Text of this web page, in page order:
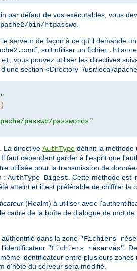
par défaut de vos exécutables, vous
bin/htpasswd
serveur de façon à ce qu'il demande
, soit utiliser un fichier
, vous pouvez utiliser les directives
section <Directory "/usr/local/
passwd/passwords"
La directive AuthType définit la méthode
. Il faut cependant garder à l'esprit que
utilisée pour la transmission de
: AuthType Digest . Cette méthode est
atteint et il est préférable de chiffrer la
(Realm) à utiliser avec
cadre de la boîte de dialogue de mot
dans la zone "Fichiers
"Fichiers réservés" .
identificateur entre plusieurs
d'hôte du serveur sera modifié.